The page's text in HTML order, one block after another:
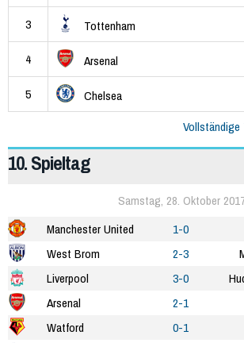
3 Tottenham
4 Arsenal
5 Chelsea
Vollständige
10. Spieltag
Samstag, 28. Oktober
Manchester United
1-0
West Brom
2-3
Liverpool
3-0
Arsenal
2-1
Watford
0-1